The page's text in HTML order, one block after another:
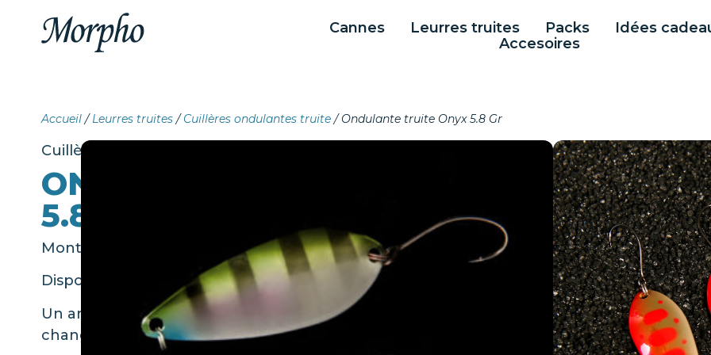
Cannes Leurres truites Packs
Idées
Accesoires
Accueil/Leurres truites/Cuillères ondulantes truite/ Ondulante truite Onyx 5.8 Gr
Cuillères ondulantes truite
ONDULANTE TRUITE ONYX
5.8 GR
Monté en simple BKK
Disponible dans 6 coloris
Un anneau brisé BKK est présent si jamais vous souhaitez
changer l’armement !